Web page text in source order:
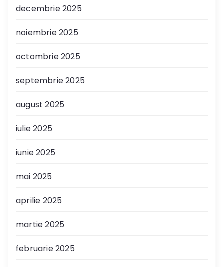
decembrie 2025
noiembrie 2025
octombrie 2025
septembrie 2025
august 2025
iulie 2025
iunie 2025
mai 2025
aprilie 2025
martie 2025
februarie 2025